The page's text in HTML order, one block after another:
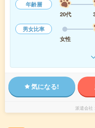
年齢層
20代
男女比率
女性
気になる!
派遣会社